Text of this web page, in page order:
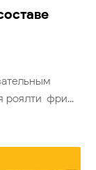
роялти-фри...